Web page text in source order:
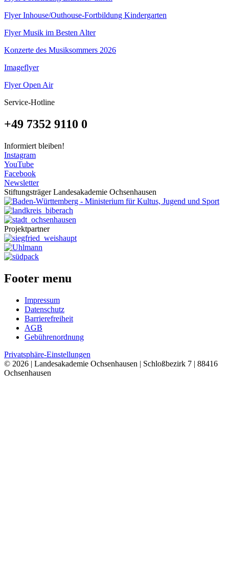
Flyer Inhouse/Outhouse-Fortbildung Kindergarten
Flyer Musik im Besten Alter
Konzerte des Musiksommers 2026
Imageflyer
Flyer Open Air
Service-Hotline
+49 7352 9110 0
Informiert bleiben!
Instagram
YouTube
Facebook
Newsletter
Stiftungsträger Landesakademie Ochsenhausen
Projektpartner
Footer menu
Impressum
Datenschutz
Barrierefreiheit
AGB
Gebührenordnung
Privatsphäre-Einstellungen
© 2026 | Landesakademie Ochsenhausen | Schloßbezirk 7 | 88416
Ochsenhausen